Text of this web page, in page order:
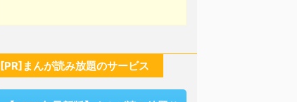
[PR]まんが読み放題のサービス